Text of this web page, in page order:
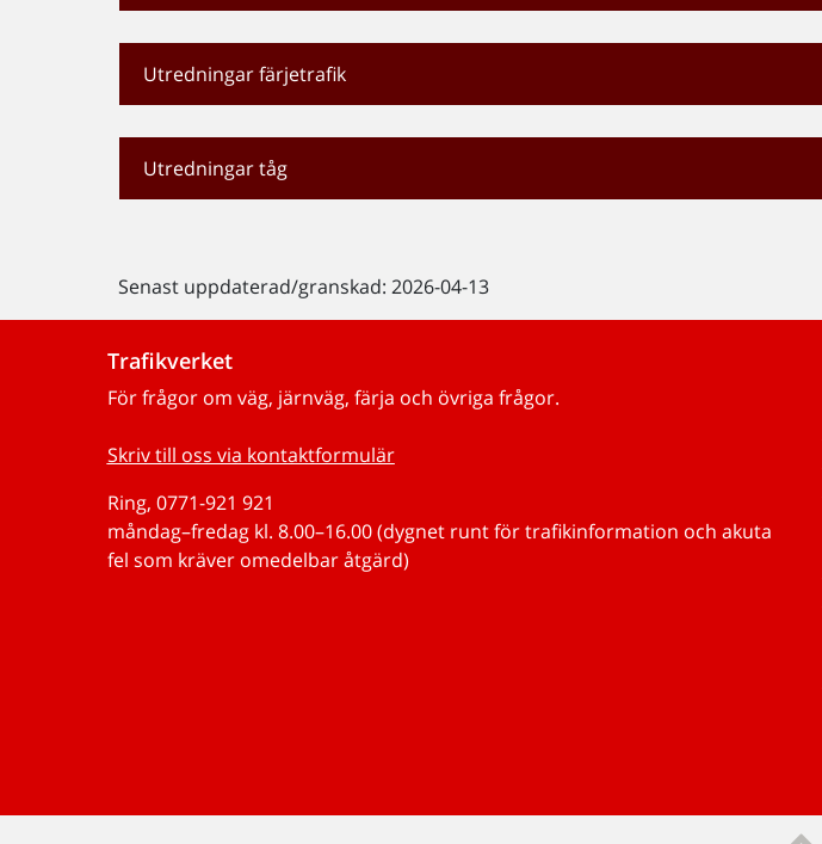
Utredningar färjetrafik
Utredningar tåg
Senast uppdaterad/granskad: 2026-04-13
Trafikverket
För frågor om väg, järnväg, färja och övriga frågor.
Skriv till oss via kontaktformulär
Ring, 0771-921 921
måndag–fredag kl. 8.00–16.00 (dygnet runt för trafikinformation och akuta
fel som kräver omedelbar åtgärd)